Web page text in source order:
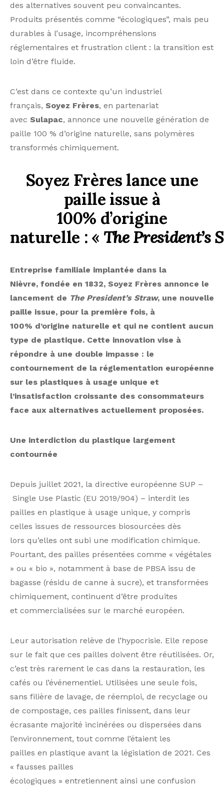
des alternatives souvent peu convaincantes.
Produits présentés comme “écologiques”, mais peu
durables à l’usage, incompréhensions
réglementaires et frustration client : la transition est
loin d’être fluide.
C’est dans ce contexte qu’un industriel
français, Soyez Frères, en partenariat
avec Sulapac, annonce une nouvelle génération de
paille 100 % d’origine naturelle, sans polymères
transformés chimiquement.
Soyez Frères lance une
paille issue à
100% d’origine
naturelle : « The President’s
Entreprise familiale implantée dans la
Nièvre, fondée en 1832, Soyez Frères annonce le
lancement de The President’s Straw, une nouvelle
paille issue, pour la première fois, à
100% d’origine naturelle et qui ne contient aucun
type de plastique. Cette innovation vise à
répondre à une double impasse : le
contournement de la réglementation européenne
sur les plastiques à usage unique et
l’insatisfaction croissante des consommateurs
face aux alternatives actuellement proposées.
Une interdiction du plastique largement
contournée
Depuis juillet 2021, la directive européenne SUP –
Single Use Plastic (EU 2019/904) – interdit les
pailles en plastique à usage unique, y compris
celles issues de ressources biosourcées dès
lors qu’elles ont subi une modification chimique.
Pourtant, des pailles présentées comme « végétales
» ou « bio », notamment à base de PBSA issu de
bagasse (résidu de canne à sucre), et transformées
chimiquement, continuent d’être produites
et commercialisées sur le marché européen.
Leur autorisation relève de l’hypocrisie. Elle repose
sur le fait que ces pailles doivent être réutilisées. Or,
c’est très rarement le cas dans la restauration, les
cafés ou l’événementiel. Utilisées une seule fois,
sans filière de lavage, de réemploi, de recyclage ou
de compostage, ces pailles finissent, dans leur
écrasante majorité incinérées ou dispersées dans
l’environnement, tout comme l’étaient les
pailles en plastique avant la législation de 2021. Ces
« fausses pailles
écologiques » entretiennent ainsi une confusion